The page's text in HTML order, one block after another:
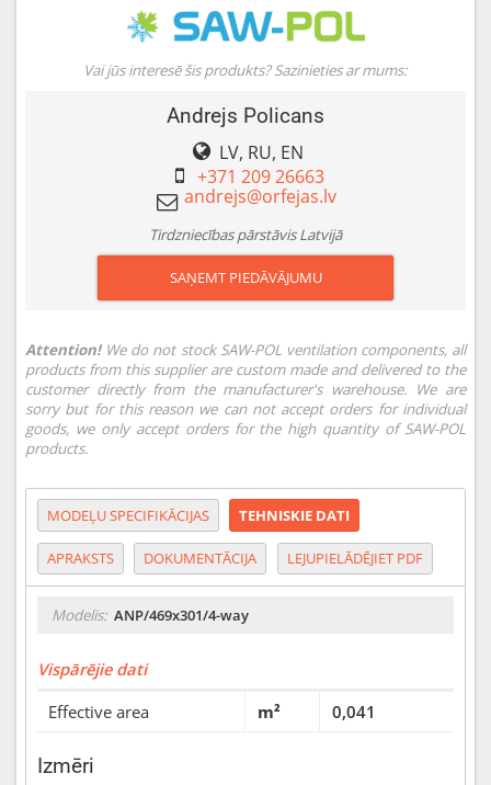
Vai jūs interesē šis produkts? Sazinieties ar mums:
Andrejs Policans
LV, RU, EN
+371 209 26663
Tirdzniecības pārstāvis Latvijā
SAŅEMT PIEDĀVĀJUMU
Attention!We do not stock SAW-POL ventilation components, all
products from this supplier are custom made and delivered to the
customer directly from the manufacturer's warehouse. We are
sorry but for this reason we can not accept orders for individual
goods, we only accept orders for the high quantity of SAW-POL
products.
MODEĻU SPECIFIKĀCIJAS TEHNISKIE DATI
APRAKSTS DOKUMENTĀCIJA LEJUPIELĀDĒJIET PDF
Modelis: ANP/469x301/4-way
Vispārējie dati
Effective area
m² 0,041
Izmēri